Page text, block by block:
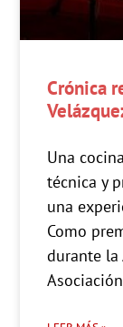
Crónica
Una
técnica y
una
Como
durante la